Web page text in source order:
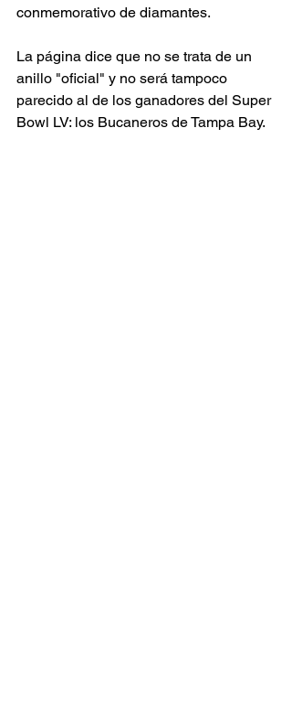
conmemorativo de diamantes.
La página dice que no se trata de un
anillo "oficial" y no será tampoco
parecido al de los ganadores del Super
Bowl LV: los Bucaneros de Tampa Bay.